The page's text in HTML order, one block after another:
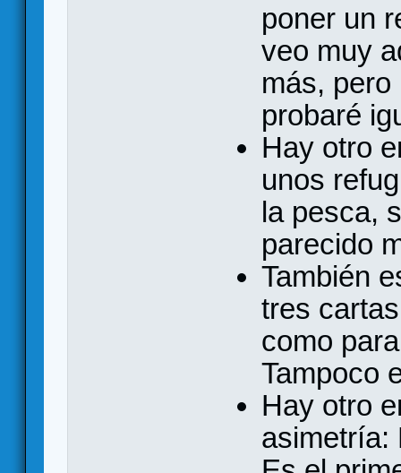
poner un
veo muy
más,
probaré
Hay otro
unos
la pesca,
parecido
También
tres
como
Tampoco
Hay otro
asimetría: